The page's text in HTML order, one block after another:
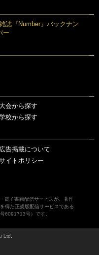
誌『Number』バックナン
ー
大会から探す
校から探す
広告掲載について
イトポリシー
電子書籍配信サービスが、著作
得た正規版配信サービスである
6091713号）です。
Ltd.